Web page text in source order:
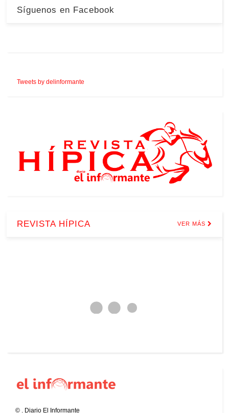
Síguenos en Facebook
Tweets by delinformante
REVISTA HÍPICA VER MÁS
© Diario El Informante